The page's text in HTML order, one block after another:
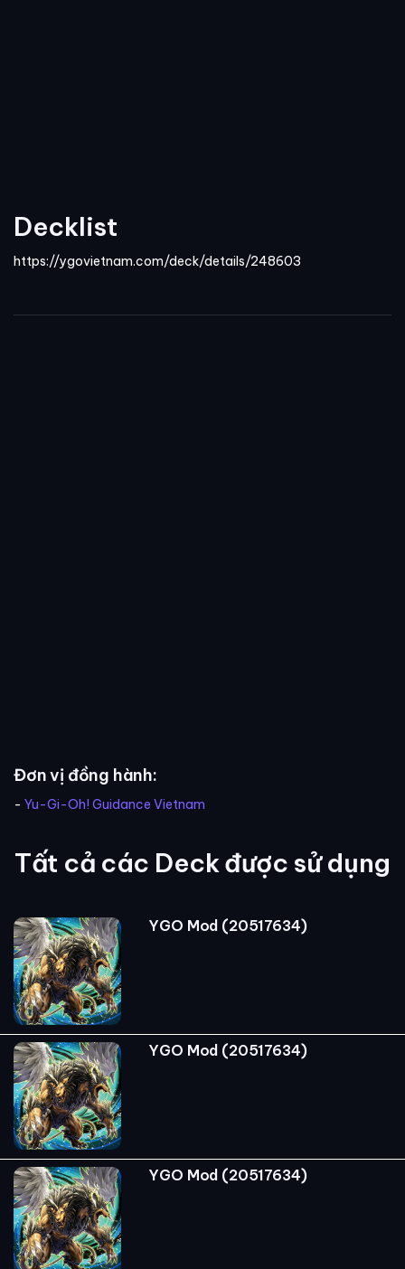
Decklist
https://ygovietnam.com/deck/details/248603
Đơn vị đồng hành:
- Yu-Gi-Oh! Guidance Vietnam
Tất cả các Deck được sử dụng
YGO Mod (20517634)
YGO Mod (20517634)
YGO Mod (20517634)